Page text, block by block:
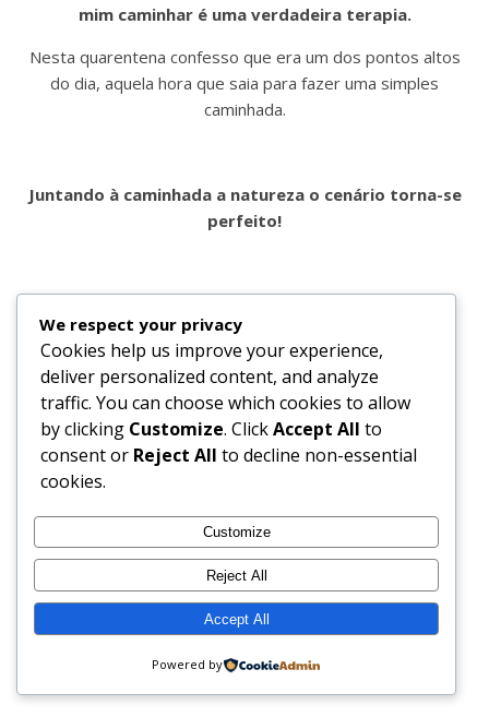
mim caminhar é uma verdadeira terapia.
Nesta quarentena confesso que era um dos pontos altos
do dia, aquela hora que saia para fazer uma simples
caminhada.
Juntando à caminhada a natureza o cenário torna-se
perfeito!
(aqui num momento de relax)
Por ai fazem-se muitas caminhadas no meio do
paraíso?
Facebook
We respect your privacy
Cookies help us improve your experience,
deliver personalized content, and analyze
traffic. You can choose which cookies to allow
by clicking Customize. ClickAccept All to
consent or Reject All to decline non-essential
cookies.
Customize
Reject All
Accept All
Powered by